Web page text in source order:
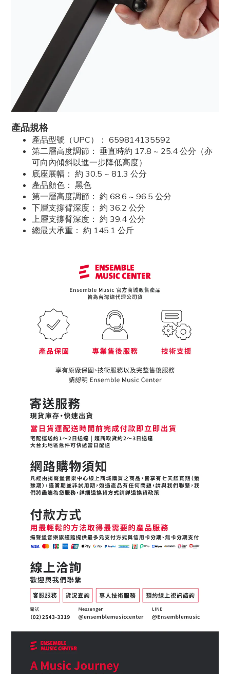
產品規格
產品型號（UPC）： 659814135592
第二層高度調節： 垂直時約 17.8 ~ 25.4 公分（亦
可向內傾斜以進一步降低高度）
底座展幅： 約 30.5 ~ 81.3 公分
產品顏色： 黑色
第一層高度調節： 約 68.6 ~ 96.5 公分
下層支撐臂深度： 約 36.2 公分
上層支撐臂深度： 約 39.4 公分
總最大承重： 約 145.1 公斤